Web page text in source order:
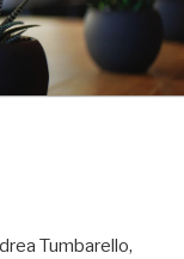
Tumbarello,